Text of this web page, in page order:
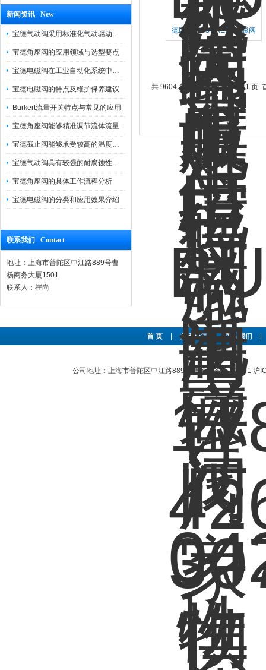
新闻资讯 New
宝德气动阀采用标准化气动驱动设计，可匹配各类工业气源工况
宝德角座阀的应用领域与选型要点
宝德电磁阀在工业自动化系统中的作用
宝德电磁阀的特点及维护保养建议
Burkert流量开关特点与常见的应用
宝德角座阀能够精准调节流体流量
宝德截止阀能够承受较高的温度和压力
宝德气动阀具有较强的耐腐蚀性和抗震性
宝德角座阀的具体工作流程分析
宝德电磁阀的分类和应用效果介绍
联系我们 Contact
地址：上海市普陀区中江路889号曹
杨商务大厦1501
联系人：崔尚
德国进口BURKERT电磁阀
042886性能优良
共 9604 条记录，当前 65 / 241 页
首 页 关于公司 | 联系我们
公司地址：上海市普陀区中江路889号曹杨商务大厦1501 沪